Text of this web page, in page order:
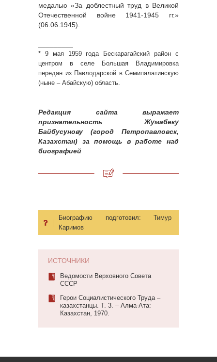
медалью «За доблестный труд в Великой
Отечественной войне 1941-1945 гг.»
(06.06.1945).
* 9 мая 1959 года Бескарагайский район с
центром в селе Большая Владимировка
передан из Павлодарской в Семипалатинскую
(ныне – Абайскую) область.
Редакция сайта выражает
признательность Жумабеку
Байбусунову (город Петропавловск,
Казахстан) за помощь в работе над
биографией
Биографию подготовил: Тимур
Каримов
ИСТОЧНИКИ
Ведомости Верховного Совета
СССР
Герои Социалистического Труда –
казахстанцы. Т. 3. – Алма-Ата:
Казахстан, 1970.